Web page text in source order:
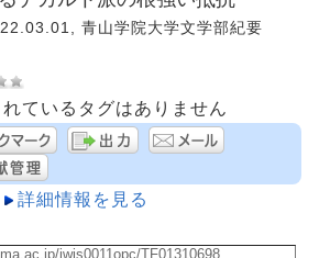
青山学院大学文学部紀要
ているタグはありません
詳細情報を見る